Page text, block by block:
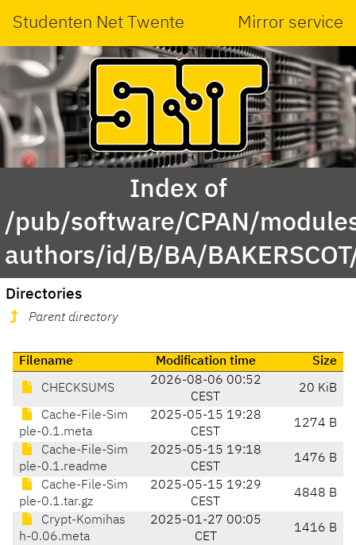
Studenten Net Twente Mirror service
Index of
/pub/software/CPAN/
authors/id/B/BA/
Directories
Parent directory
Filename Modification time Size
CHECKSUMS
2026-08-06 00:52
CEST
20 KiB
Cache-File-Sim
ple-0.1.meta
2025-05-15 19:28
CEST
1274 B
Cache-File-Sim
ple-0.1.readme
2025-05-15 19:18
CEST
1476 B
Cache-File-Sim
ple-0.1.tar.gz
2025-05-15 19:29
CEST
4848 B
Crypt-Komihas
h-0.06.meta
2025-01-27 00:05
CET
1416 B